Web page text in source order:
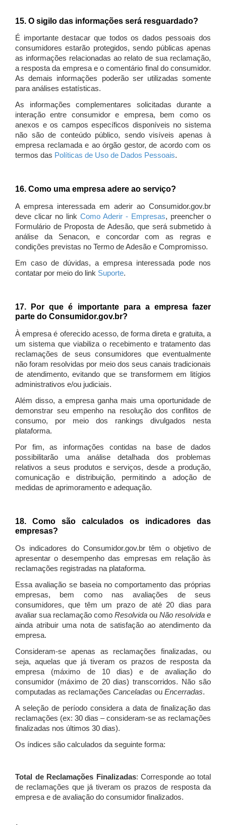
15. O sigilo das informações será resguardado?
É importante destacar que todos os dados pessoais dos
consumidores estarão protegidos, sendo públicas apenas
as informações relacionadas ao relato de sua reclamação,
a resposta da empresa e o comentário final do consumidor.
As demais informações poderão ser utilizadas somente
para análises estatísticas.
As informações complementares solicitadas durante a
interação entre consumidor e empresa, bem como os
anexos e os campos específicos disponíveis no sistema
não são de conteúdo público, sendo visíveis apenas à
empresa reclamada e ao órgão gestor, de acordo com os
termos das Políticas de Uso de Dados Pessoais.
16. Como uma empresa adere ao serviço?
A empresa interessada em aderir ao Consumidor.gov.br
deve clicar no link Como Aderir - Empresas, preencher o
Formulário de Proposta de Adesão, que será submetido à
análise da Senacon, e concordar com as regras e
condições previstas no Termo de Adesão e Compromisso.
Em caso de dúvidas, a empresa interessada pode nos
contatar por meio do link Suporte.
17. Por que é importante para a empresa fazer
parte do Consumidor.gov.br?
À empresa é oferecido acesso, de forma direta e gratuita, a
um sistema que viabiliza o recebimento e tratamento das
reclamações de seus consumidores que eventualmente
não foram resolvidas por meio dos seus canais tradicionais
de atendimento, evitando que se transformem em litígios
administrativos e/ou judiciais.
Além disso, a empresa ganha mais uma oportunidade de
demonstrar seu empenho na resolução dos conflitos de
consumo, por meio dos rankings divulgados nesta
plataforma.
Por fim, as informações contidas na base de dados
possibilitarão uma análise detalhada dos problemas
relativos a seus produtos e serviços, desde a produção,
comunicação e distribuição, permitindo a adoção de
medidas de aprimoramento e adequação.
18. Como são calculados os indicadores das
empresas?
Os indicadores do Consumidor.gov.br têm o objetivo de
apresentar o desempenho das empresas em relação às
reclamações registradas na plataforma.
Essa avaliação se baseia no comportamento das próprias
empresas, bem como nas avaliações de seus
consumidores, que têm um prazo de até 20 dias para
avaliar sua reclamação como Resolvida ou Não resolvida e
ainda atribuir uma nota de satisfação ao atendimento da
empresa.
Consideram-se apenas as reclamações finalizadas, ou
seja, aquelas que já tiveram os prazos de resposta da
empresa (máximo de 10 dias) e de avaliação do
consumidor (máximo de 20 dias) transcorridos. Não são
computadas as reclamações Canceladas ou Encerradas.
A seleção de período considera a data de finalização das
reclamações (ex: 30 dias – consideram-se as reclamações
finalizadas nos últimos 30 dias).
Os índices são calculados da seguinte forma:
Total de Reclamações Finalizadas: Corresponde ao total
de reclamações que já tiveram os prazos de resposta da
empresa e de avaliação do consumidor finalizados.